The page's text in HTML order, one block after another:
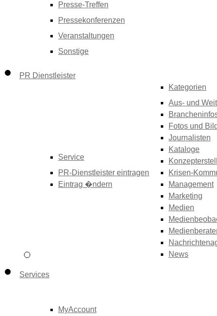
Presse-Treffen
Pressekonferenzen
Veranstaltungen
Sonstige
PR Dienstleister
Service
PR-Dienstleister eintragen
Eintrag �ndern
Kategorien
Aus- und
Fotos und
Journalisten
Kataloge
Krisen-
Management
Marketing
Medien
News
Services
MyAccount